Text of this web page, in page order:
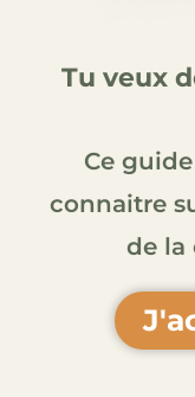
Tu veux
Ce
connaitre
de la